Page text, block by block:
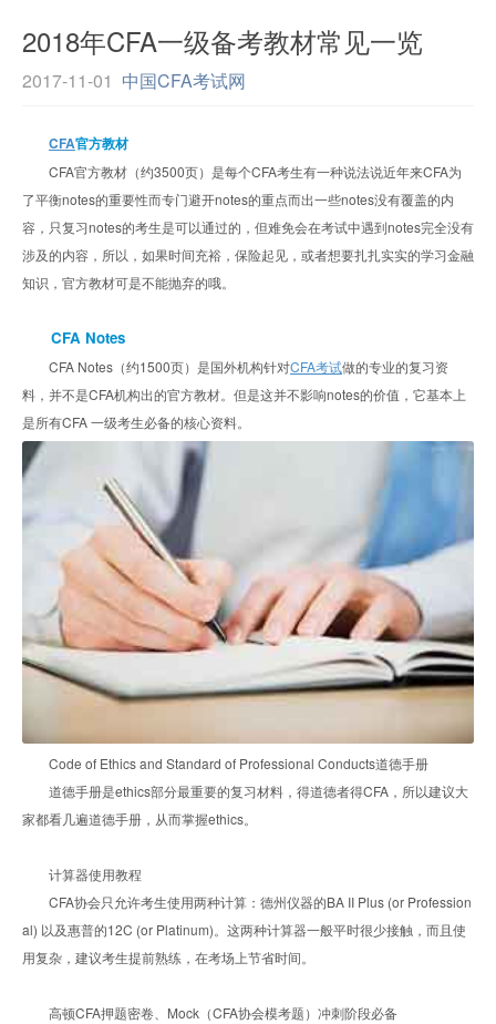
2018年CFA一级备考教材常见一览
2017-11-01 中国CFA考试网
CFA官方教材
CFA官方教材（约3500页）是每个CFA考生有一种说法说近年来CFA为
了平衡notes的重要性而专门避开notes的重点而出一些notes没有覆盖的内
容，只复习notes的考生是可以通过的，但难免会在考试中遇到notes完全没有
涉及的内容，所以，如果时间充裕，保险起见，或者想要扎扎实实的学习金融
知识，官方教材可是不能抛弃的哦。
CFA Notes
CFA Notes（约1500页）是国外机构针对CFA考试做的专业的复习资
料，并不是CFA机构出的官方教材。但是这并不影响notes的价值，它基本上
是所有CFA 一级考生必备的核心资料。
Code of Ethics and Standard of Professional Conducts道德手册
道德手册是ethics部分最重要的复习材料，得道德者得CFA，所以建议大
家都看几遍道德手册，从而掌握ethics。
计算器使用教程
CFA协会只允许考生使用两种计算：德州仪器的BA II Plus (or Profession
al) 以及惠普的12C (or Platinum)。这两种计算器一般平时很少接触，而且使
用复杂，建议考生提前熟练，在考场上节省时间。
高顿CFA押题密卷、Mock（CFA协会模考题）冲刺阶段必备